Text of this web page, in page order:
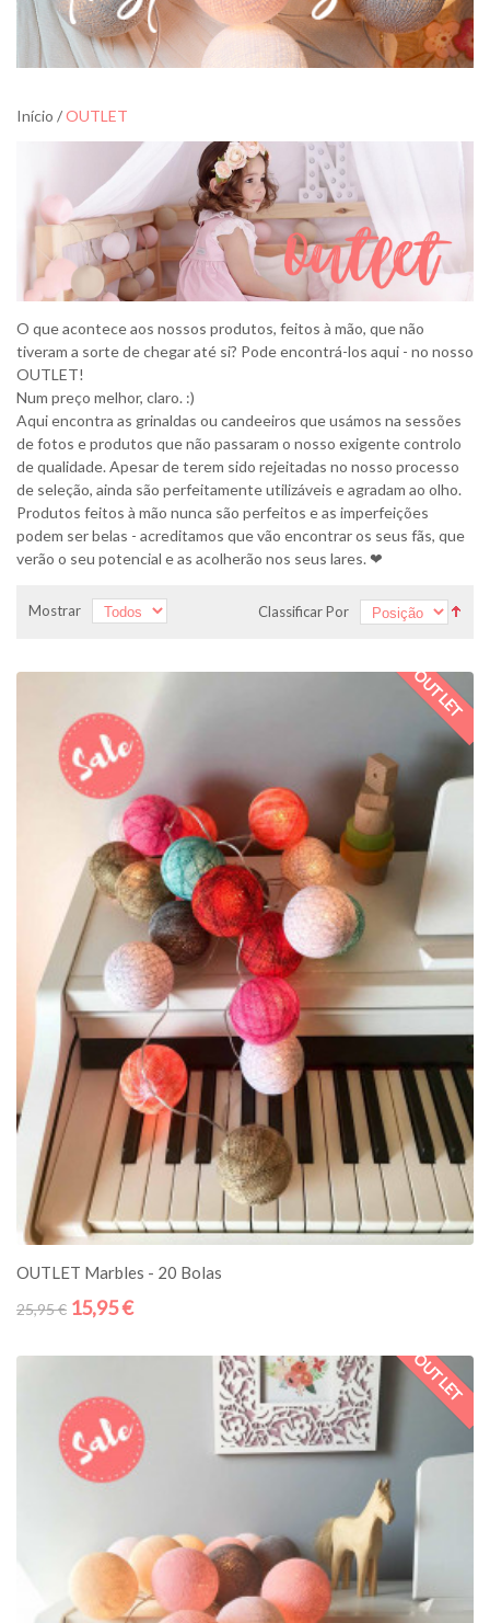
Início /OUTLET
O que acontece aos nossos produtos, feitos à mão, que não
tiveram a sorte de chegar até si? Pode encontrá-los aqui - no nosso
OUTLET!
Num preço melhor, claro. :)
Aqui encontra as grinaldas ou candeeiros que usámos na sessões
de fotos e produtos que não passaram o nosso exigente controlo
de qualidade. Apesar de terem sido rejeitadas no nosso processo
de seleção, ainda são perfeitamente utilizáveis e agradam ao olho.
Produtos feitos à mão nunca são perfeitos e as imperfeições
podem ser belas - acreditamos que vão encontrar os seus fãs, que
verão o seu potencial e as acolherão nos seus lares. ❤
Classificar Por
Mostrar
' OUTLET
ADICIONE AO CESTO
OUTLET Marbles - 20 Bolas
25,95 € 15,95 €
' OUTLET